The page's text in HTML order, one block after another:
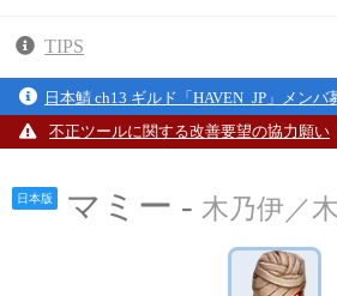
TIPS
日本鯖 ch13 ギルド「HAVEN_JP」メンバ
不正ツールに関する改善要望の協力願い
日本版 マミー - 木乃伊／